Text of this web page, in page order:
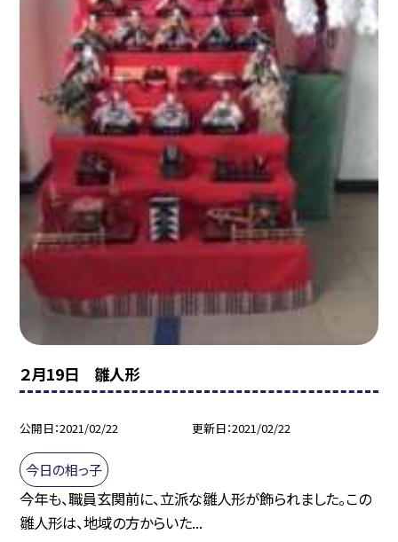
２月19日 雛人形
公開日 2021/02/22 更新日 2021/02/22
今日の相っ子
今年も、職員玄関前に、立派な雛人形が飾られました。この
雛人形は、地域の方からいた...